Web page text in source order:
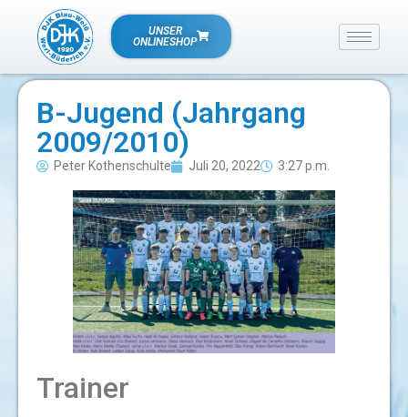
UNSER
ONLINESHOP
B-Jugend (Jahrgang
2009/2010)
Peter Kothenschulte Juli 20, 2022 3:27 p.m.
Trainer